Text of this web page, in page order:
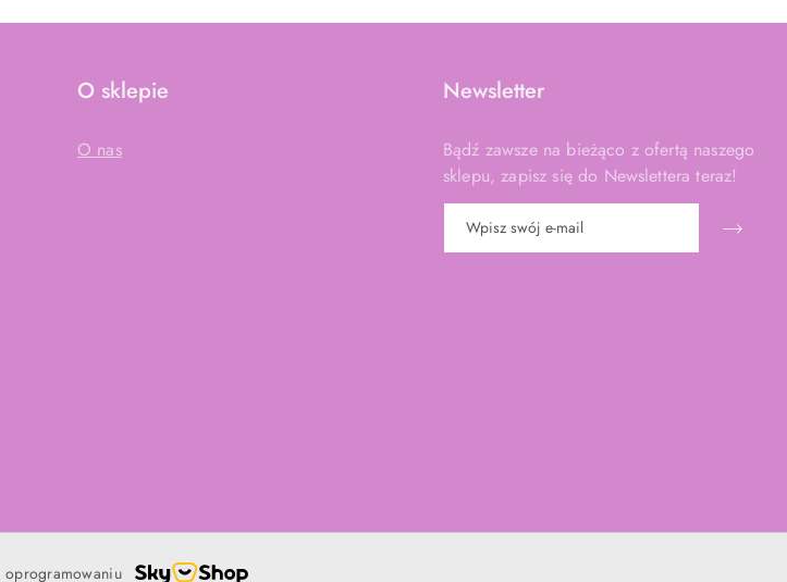
O sklepie
O nas
Newsletter
Bądź zawsze na bieżąco z ofertą naszego
sklepu, zapisz się do Newslettera teraz!
oprogramowaniu